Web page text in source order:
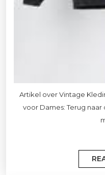
Artikel over Vintage
voor Dames: Terug naar